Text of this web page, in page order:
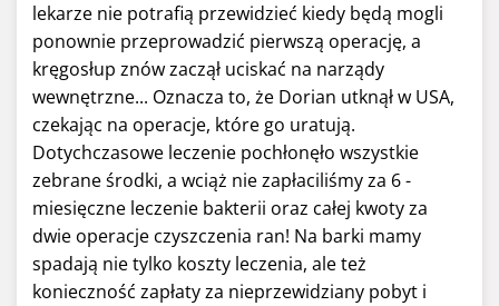
lekarze nie potrafią przewidzieć kiedy będą mogli
ponownie przeprowadzić pierwszą operację, a
kręgosłup znów zaczął uciskać na narządy
wewnętrzne... Oznacza to, że Dorian utknął w USA,
czekając na operacje, które go uratują.
Dotychczasowe leczenie pochłonęło wszystkie
zebrane środki, a wciąż nie zapłaciliśmy za 6 -
miesięczne leczenie bakterii oraz całej kwoty za
dwie operacje czyszczenia ran! Na barki mamy
spadają nie tylko koszty leczenia, ale też
konieczność zapłaty za nieprzewidziany pobyt i